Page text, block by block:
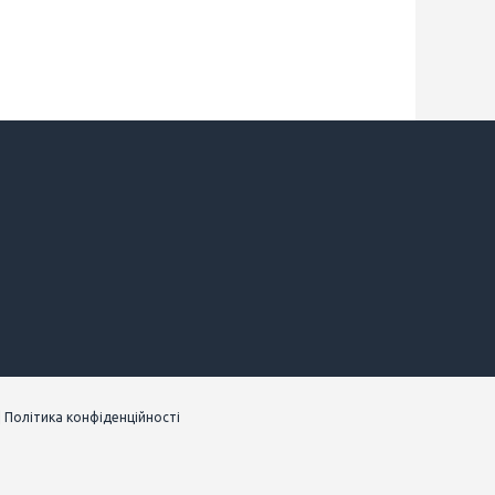
Політика конфіденційності